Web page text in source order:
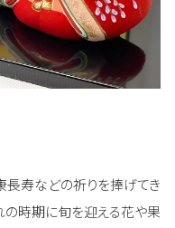
寿などの祈りを捧げてき
の時期に旬を迎える花や果